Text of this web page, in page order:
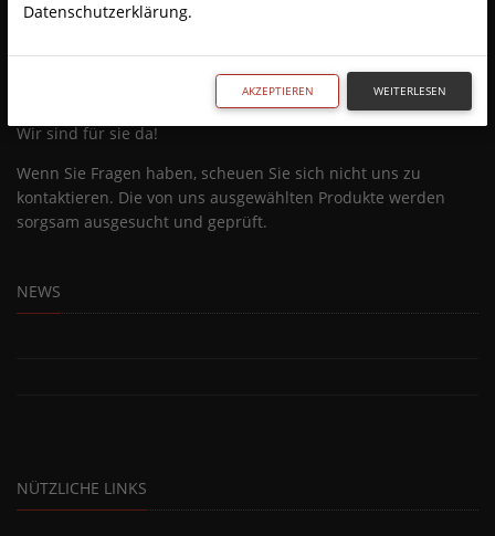
Wir sind für sie da!
Wenn Sie Fragen haben, scheuen Sie sich nicht uns zu
kontaktieren. Die von uns ausgewählten Produkte werden
sorgsam ausgesucht und geprüft.
NEWS
NÜTZLICHE LINKS
Datenschutzerklärung.
AKZEPTIEREN WEITERLESEN